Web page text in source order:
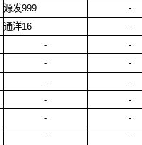
源发999
-
通洋16
-
-
-
-
-
-
-
-
-
-
-
-
-